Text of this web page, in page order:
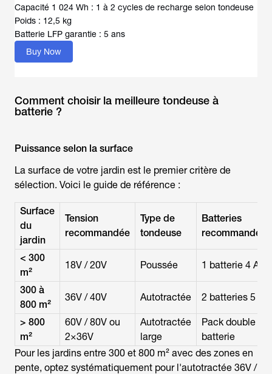
Capacité 1 024 Wh : 1 à 2 cycles de recharge selon tondeuse
Poids : 12,5 kg
Batterie LFP garantie : 5 ans
Buy Now
Comment choisir la meilleure tondeuse à
batterie ?
Puissance selon la surface
La surface de votre jardin est le premier critère de
sélection. Voici le guide de référence :
Surface
du
jardin
Tension
recommandée
Type de
tondeuse
Batteries
recommandées
< 300
m²
18V / 20V Poussée 1 batterie 4 Ah
300 à
800 m²
36V / 40V Autotractée 2 batteries 5 Ah
> 800
m²
60V / 80V ou
2×36V
Autotractée
large
Pack double
batterie
Pour les jardins entre 300 et 800 m² avec des zones en
pente, optez systématiquement pour l'autotractée 36V /